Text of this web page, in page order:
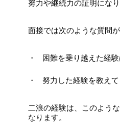
努力や継続力の証明になり
面接では次のような質問が
困難を乗り越えた経
努力した経験を教え
二浪の経験は、このよう
なります。